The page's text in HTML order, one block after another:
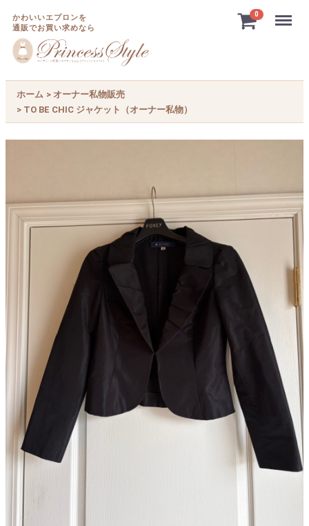
0
かわいいエプロンを
通販でお買い求めなら
Menu
ホーム
オーナー私物販売
TO BE CHIC ジャケット（オーナー私物）